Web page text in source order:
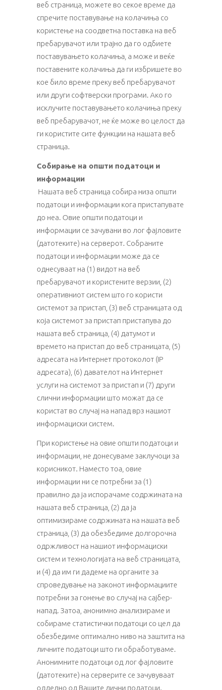
веб страница, можете во секое време да
спречите поставување на колачиња со
користење на соодветна поставка на веб
пребарувачот или трајно да го одбиете
поставувањето колачиња, а може и веќе
поставените колачиња да ги избришете во
кое било време преку веб пребарувачот
или други софтверски програми. Ако го
исклучите поставувањето колачиња преку
веб пребарувачот, не ќе може во целост да
ги користите сите функции на нашата веб
страница.
Собирање на општи податоци и
информации
Нашата веб страница собира низа општи
податоци и информации кога пристапувате
до неа. Овие општи податоци и
информации се зачувани во лог фајловите
(датотеките) на серверот. Собраните
податоци и информации може да се
однесуваат на (1) видот на веб
пребарувачот и користените верзии, (2)
оперативниот систем што го користи
системот за пристап, (3) веб страницата од
која системот за пристап пристапува до
нашата веб страница, (4) датумот и
времето на пристап до веб страницата, (5)
адресата на Интернет протоколот (IP
адресата), (6) давателот на Интернет
услуги на системот за пристап и (7) други
слични информации што можат да се
користат во случај на напад врз нашиот
информациски систем.
При користење на овие општи податоци и
информации, не донесуваме заклучоци за
корисникот. Наместо тоа, овие
информации ни се потребни за (1)
правилно да ја испорачаме содржината на
нашата веб страница, (2) да ја
оптимизираме содржината на нашата веб
страница, (3) да обезбедиме долгорочна
одржливост на нашиот информациски
систем и технологијата на веб страницата,
и (4) да им ги дадеме на органите за
спроведување на законот информациите
потребни за гонење во случај на сајбер-
напад. Затоа, анонимно анализираме и
собираме статистички податоци со цел да
обезбедиме оптимално ниво на заштита на
личните податоци што ги обработуваме.
Анонимните податоци од лог фајловите
(датотеките) на серверите се зачувуваат
одделно од Вашите лични податоци.